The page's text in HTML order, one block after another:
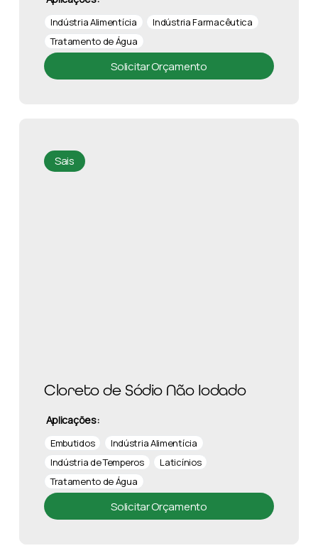
Indústria Alimentícia
Indústria Farmacêutica
Tratamento de Água
Solicitar Orçamento
Sais
Cloreto de Sódio Não Iodado
Aplicações:
Embutidos
Indústria Alimentícia
Indústria de Temperos
Laticínios
Tratamento de Água
Solicitar Orçamento